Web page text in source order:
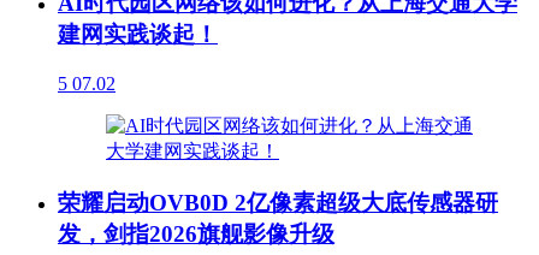
建网实践谈起！
5 07.02
荣耀启动OVB0D 2亿像素超级大底传感器研
发，剑指2026旗舰影像升级